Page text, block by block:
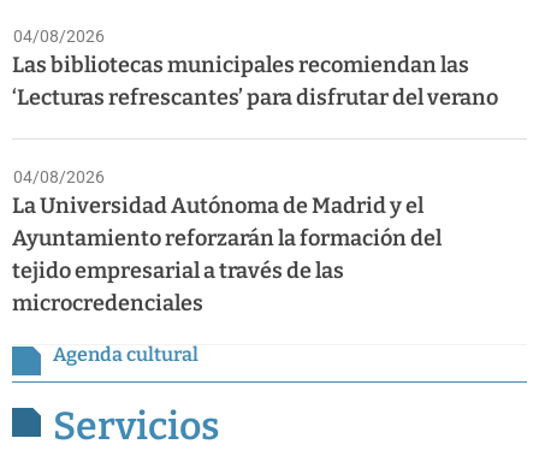
04/08/2026
Las bibliotecas municipales recomiendan las
‘Lecturas refrescantes’ para disfrutar del verano
04/08/2026
La Universidad Autónoma de Madrid y el
Ayuntamiento reforzarán la formación del
tejido empresarial a través de las
microcredenciales
Agenda cultural
Servicios